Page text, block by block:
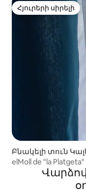
Հյուրերի սիրելի
Հյուրերի սիրելի
Բնակելի տուն
լ-ում
elMoll de "la Platgeta"